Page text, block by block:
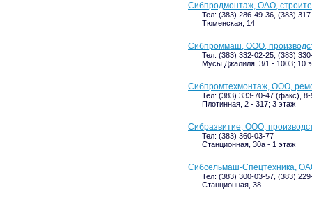
Сибпродмонтаж, ОАО,
Тел: (383) 286-49-36, (383)
Тюменская, 14
Сибпроммаш, ООО,
Тел: (383) 332-02-25, (383)
Мусы Джалиля, 3/1 - 1003; 10
Сибпромтехмонтаж, ООО,
Тел: (383) 333-70-47 (факс),
Плотинная, 2 - 317; 3 этаж
Сибразвитие, ООО,
Тел: (383) 360-03-77
Станционная, 30а - 1 этаж
Сибсельмаш-Спецтехника,
Тел: (383) 300-03-57, (383)
Станционная, 38